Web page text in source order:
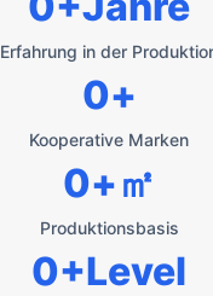
Erfahrung in der
Kooperative Marken
0+
Produktionsbasis
0+㎡
0+Level